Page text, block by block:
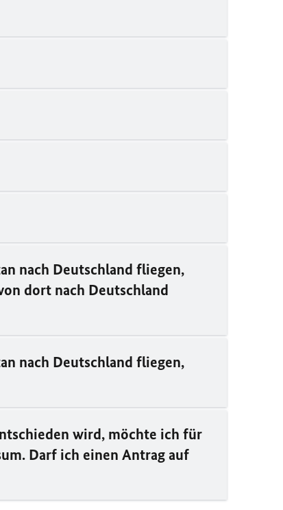
nach Deutschland fliegen,
dort nach Deutschland
nach Deutschland fliegen,
wird, möchte ich für
Darf ich einen Antrag auf